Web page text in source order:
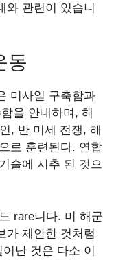
와 관련이 있습니
동
미사일 구축함과
을 안내하며, 해
, 반 미세 전쟁, 해
로 훈련된다. 연합
술에 시추 된 것으
rare니다. 미 해군
가 제안한 것처럼
난 것은 다소 이